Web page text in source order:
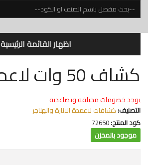
اظهار القائمة الرئيسية
كشاف 50 وات لاعمدة الانارة
يوجد خصومات مختلفه وتصاعدية
التصنيف:كشافات لاعمدة الانارة والهناجر
كود المنتج:72650
موجود بالمخزن